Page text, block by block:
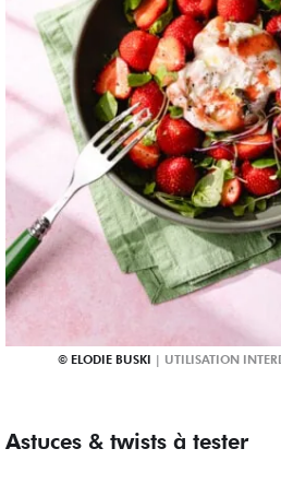
ELODIE BUSKI
Astuces & twists à tester